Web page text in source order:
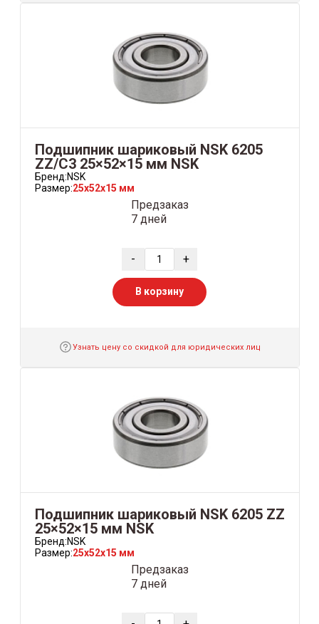
Подшипник шариковый NSK 6205
ZZ/C3 25×52×15 мм NSK
Бренд:NSK
Размер:25x52x15 мм
Предзаказ
7 дней
- +
В корзину
Узнать цену со скидкой для юридических лиц
Подшипник шариковый NSK 6205 ZZ
25×52×15 мм NSK
Бренд:NSK
Размер:25x52x15 мм
Предзаказ
7 дней